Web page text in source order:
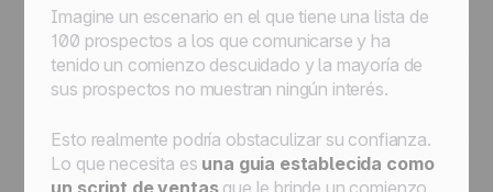
Imagine un escenario en el que tiene una lista de
100 prospectos a los que comunicarse y ha
tenido un comienzo descuidado y la mayoría de
sus prospectos no muestran ningún interés.
Esto realmente podría obstaculizar su confianza.
Lo que necesita es una guia establecida como
un script de ventasque le brinde un comienzo